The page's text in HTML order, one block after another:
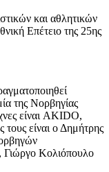
και αθλητικών
Επέτειο της 25ης
της Νορβηγίας
είναι AKIDO,
είναι ο Δημήτρης
Γιώργο Κολιόπουλο